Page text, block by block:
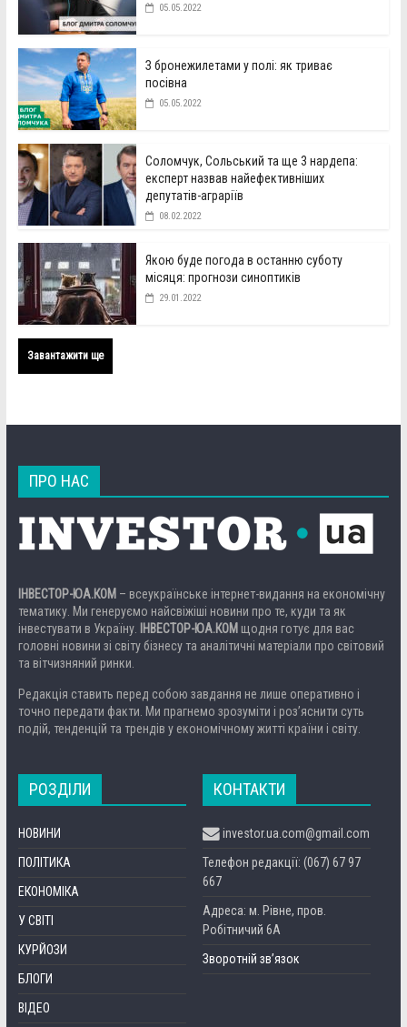
05.05.2022
З бронежилетами у полі: як триває
посівна
05.05.2022
Соломчук, Сольський та ще 3 нардепа:
експерт назвав найефективніших
депутатів-аграріїв
08.02.2022
Якою буде погода в останню суботу
місяця: прогнози синоптиків
29.01.2022
Завантажити ще
ПРО НАС
ІНВЕСТОР-ЮА.КОМ – всеукраїнське інтернет-видання на економічну
тематику. Ми генеруємо найсвіжіші новини про те, куди та як
інвестувати в Україну.
ІНВЕСТОР-ЮА.КОМ щодня готує для вас
головні новини зі світу бізнесу та аналітичні матеріали про світовий
та вітчизняний ринки.
Редакція ставить перед собою завдання не лише оперативно і
точно передати факти. Ми прагнемо зрозуміти і роз’яснити суть
подій, тенденцій та трендів у економічному житті країни і світу.
РОЗДІЛИ
НОВИНИ
ПОЛІТИКА
ЕКОНОМІКА
У СВІТІ
КУРЙОЗИ
БЛОГИ
ВІДЕО
КОНТАКТИ
investor.ua.com@gmail.com
Телефон редакції: (067) 67 97
667
Адреса: м. Рівне, пров.
Робітничий 6А
Зворотній зв’язок